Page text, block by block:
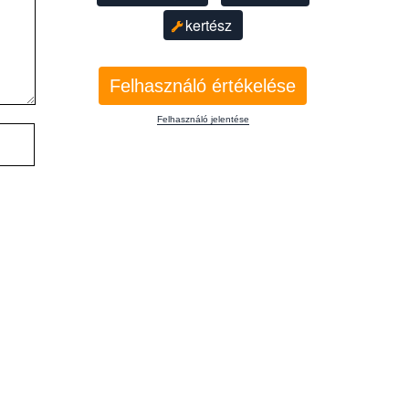
kertész
Felhasználó értékelése
Felhasználó jelentése